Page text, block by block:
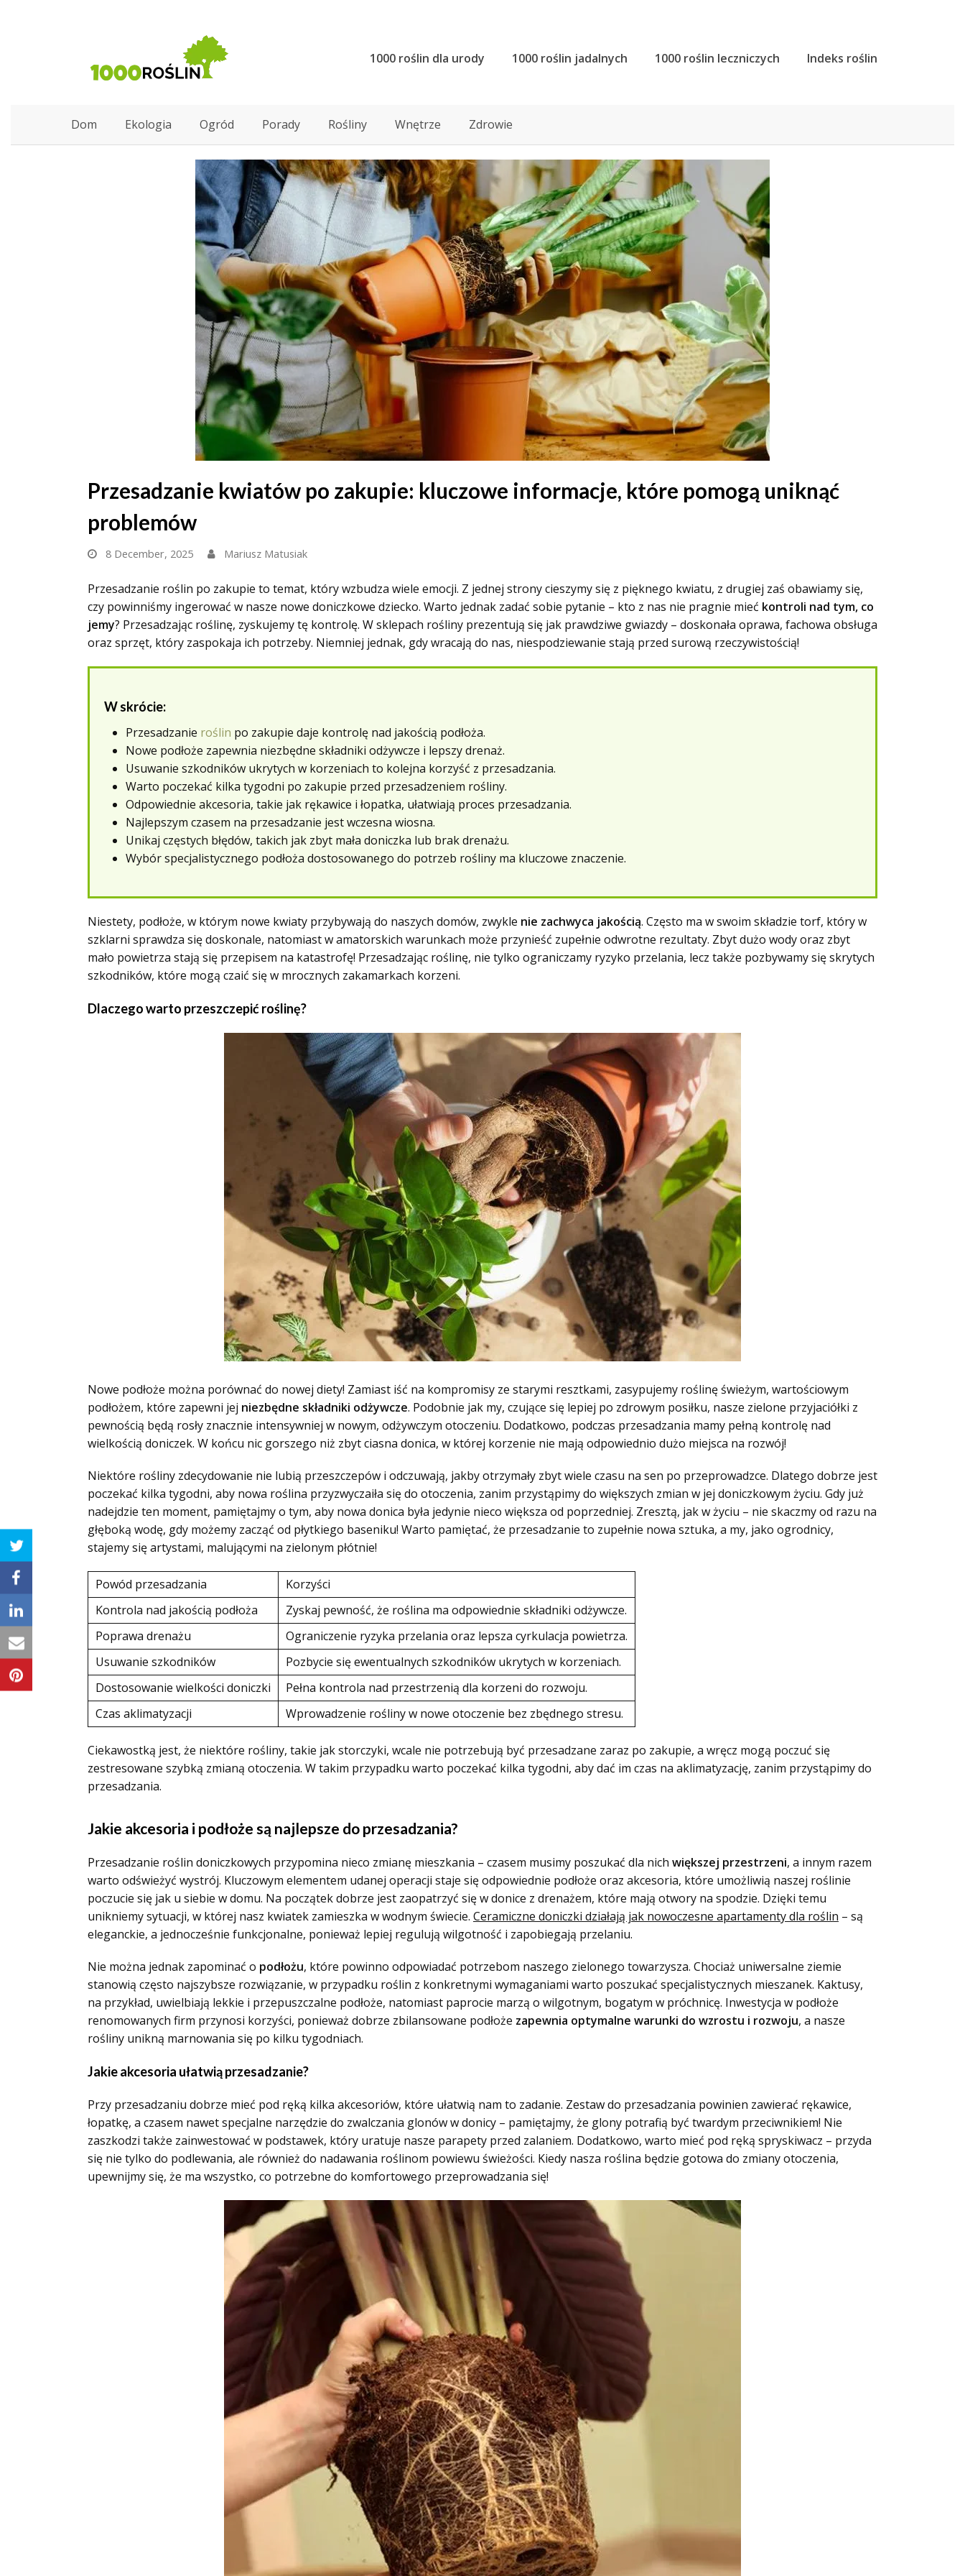
1000 roślin dla urody 1000 roślin jadalnych 1000 roślin leczniczych Indeks roślin
Dom Ekologia Ogród Porady Rośliny Wnętrze Zdrowie
Przesadzanie kwiatów po zakupie: kluczowe informacje, które pomogą uniknąć
problemów
8 December, 2025 Mariusz Matusiak
Przesadzanie roślin po zakupie to temat, który wzbudza wiele emocji. Z jednej strony cieszymy się z pięknego kwiatu, z drugiej zaś obawiamy się,
czy powinniśmy ingerować w nasze nowe doniczkowe dziecko. Warto jednak zadać sobie pytanie – kto z nas nie pragnie mieć kontroli nad tym, co
jemy? Przesadzając roślinę, zyskujemy tę kontrolę. W sklepach rośliny prezentują się jak prawdziwe gwiazdy – doskonała oprawa, fachowa obsługa
oraz sprzęt, który zaspokaja ich potrzeby. Niemniej jednak, gdy wracają do nas, niespodziewanie stają przed surową rzeczywistością!
W skrócie:
Przesadzanie roślin po zakupie daje kontrolę nad jakością podłoża.
Nowe podłoże zapewnia niezbędne składniki odżywcze i lepszy drenaż.
Usuwanie szkodników ukrytych w korzeniach to kolejna korzyść z przesadzania.
Warto poczekać kilka tygodni po zakupie przed przesadzeniem rośliny.
Odpowiednie akcesoria, takie jak rękawice i łopatka, ułatwiają proces przesadzania.
Najlepszym czasem na przesadzanie jest wczesna wiosna.
Unikaj częstych błędów, takich jak zbyt mała doniczka lub brak drenażu.
Wybór specjalistycznego podłoża dostosowanego do potrzeb rośliny ma kluczowe znaczenie.
Niestety, podłoże, w którym nowe kwiaty przybywają do naszych domów, zwykle nie zachwyca jakością. Często ma w swoim składzie torf, który w
szklarni sprawdza się doskonale, natomiast w amatorskich warunkach może przynieść zupełnie odwrotne rezultaty. Zbyt dużo wody oraz zbyt
mało powietrza stają się przepisem na katastrofę! Przesadzając roślinę, nie tylko ograniczamy ryzyko przelania, lecz także pozbywamy się skrytych
szkodników, które mogą czaić się w mrocznych zakamarkach korzeni.
Dlaczego warto przeszczepić roślinę?
Nowe podłoże można porównać do nowej diety! Zamiast iść na kompromisy ze starymi resztkami, zasypujemy roślinę świeżym, wartościowym
podłożem, które zapewni jej niezbędne składniki odżywcze. Podobnie jak my, czujące się lepiej po zdrowym posiłku, nasze zielone przyjaciółki z
pewnością będą rosły znacznie intensywniej w nowym, odżywczym otoczeniu. Dodatkowo, podczas przesadzania mamy pełną kontrolę nad
wielkością doniczek. W końcu nic gorszego niż zbyt ciasna donica, w której korzenie nie mają odpowiednio dużo miejsca na rozwój!
Niektóre rośliny zdecydowanie nie lubią przeszczepów i odczuwają, jakby otrzymały zbyt wiele czasu na sen po przeprowadzce. Dlatego dobrze jest
poczekać kilka tygodni, aby nowa roślina przyzwyczaiła się do otoczenia, zanim przystąpimy do większych zmian w jej doniczkowym życiu. Gdy już
nadejdzie ten moment, pamiętajmy o tym, aby nowa donica była jedynie nieco większa od poprzedniej. Zresztą, jak w życiu – nie skaczmy od razu na
głęboką wodę, gdy możemy zacząć od płytkiego baseniku! Warto pamiętać, że przesadzanie to zupełnie nowa sztuka, a my, jako ogrodnicy,
stajemy się artystami, malującymi na zielonym płótnie!
Powód przesadzania
Korzyści
Kontrola nad jakością podłoża
Zyskaj pewność, że roślina ma odpowiednie składniki odżywcze.
Poprawa drenażu
Ograniczenie ryzyka przelania oraz lepsza cyrkulacja powietrza.
Usuwanie szkodników
Pozbycie się ewentualnych szkodników ukrytych w korzeniach.
Dostosowanie wielkości doniczki
Pełna kontrola nad przestrzenią dla korzeni do rozwoju.
Czas aklimatyzacji
Wprowadzenie rośliny w nowe otoczenie bez zbędnego stresu.
Ciekawostką jest, że niektóre rośliny, takie jak storczyki, wcale nie potrzebują być przesadzane zaraz po zakupie, a wręcz mogą poczuć się
zestresowane szybką zmianą otoczenia. W takim przypadku warto poczekać kilka tygodni, aby dać im czas na aklimatyzację, zanim przystąpimy do
przesadzania.
Jakie akcesoria i podłoże są najlepsze do przesadzania?
Przesadzanie roślin doniczkowych przypomina nieco zmianę mieszkania – czasem musimy poszukać dla nich większej przestrzeni, a innym razem
warto odświeżyć wystrój. Kluczowym elementem udanej operacji staje się odpowiednie podłoże oraz akcesoria, które umożliwią naszej roślinie
poczucie się jak u siebie w domu. Na początek dobrze jest zaopatrzyć się w donice z drenażem, które mają otwory na spodzie. Dzięki temu
unikniemy sytuacji, w której nasz kwiatek zamieszka w wodnym świecie. Ceramiczne doniczki działają jak nowoczesne apartamenty dla roślin – są
eleganckie, a jednocześnie funkcjonalne, ponieważ lepiej regulują wilgotność i zapobiegają przelaniu.
Nie można jednak zapominać o podłożu, które powinno odpowiadać potrzebom naszego zielonego towarzysza. Chociaż uniwersalne ziemie
stanowią często najszybsze rozwiązanie, w przypadku roślin z konkretnymi wymaganiami warto poszukać specjalistycznych mieszanek. Kaktusy,
na przykład, uwielbiają lekkie i przepuszczalne podłoże, natomiast paprocie marzą o wilgotnym, bogatym w próchnicę. Inwestycja w podłoże
renomowanych firm przynosi korzyści, ponieważ dobrze zbilansowane podłoże zapewnia optymalne warunki do wzrostu i rozwoju, a nasze
rośliny unikną marnowania się po kilku tygodniach.
Jakie akcesoria ułatwią przesadzanie?
Przy przesadzaniu dobrze mieć pod ręką kilka akcesoriów, które ułatwią nam to zadanie. Zestaw do przesadzania powinien zawierać rękawice,
łopatkę, a czasem nawet specjalne narzędzie do zwalczania glonów w donicy – pamiętajmy, że glony potrafią być twardym przeciwnikiem! Nie
zaszkodzi także zainwestować w podstawek, który uratuje nasze parapety przed zalaniem. Dodatkowo, warto mieć pod ręką spryskiwacz – przyda
się nie tylko do podlewania, ale również do nadawania roślinom powiewu świeżości. Kiedy nasza roślina będzie gotowa do zmiany otoczenia,
upewnijmy się, że ma wszystko, co potrzebne do komfortowego przeprowadzania się!